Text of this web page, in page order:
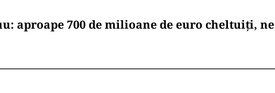
aproape 700 de milioane de euro cheltuiți, ne